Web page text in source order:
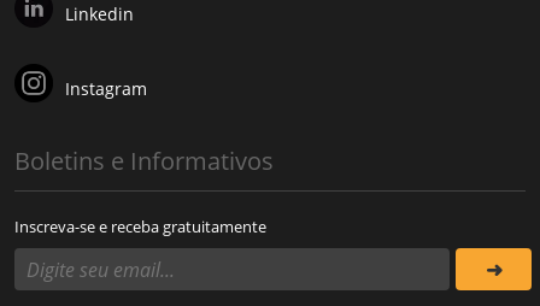
Linkedin
Instagram
Boletins e Informativos
Inscreva-se e receba gratuitamente